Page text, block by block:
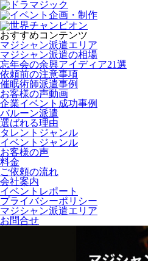
おすすめコンテンツ
マジシャン派遣エリア
マジシャン派遣の相場
忘年会の余興アイディア21選
依頼前の注意事項
催眠術師派遣事例
お客様の声動画
企業イベント成功事例
バルーン派遣
選ばれる理由
タレントジャンル
イベントジャンル
お客様の声
料金
ご依頼の流れ
会社案内
イベントレポート
プライバシーポリシー
マジシャン派遣エリア
お問合せ